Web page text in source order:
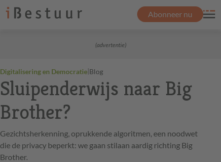
Abonneer nu
(advertentie)
Digitalisering en Democratie|Blog
Sluipenderwijs naar Big
Brother?
Gezichtsherkenning, oprukkende algoritmen, een noodwet
die de privacy beperkt: we gaan stilaan aardig richting Big
Brother.